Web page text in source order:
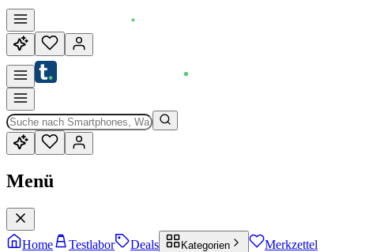
Menü
Home Testlabor Deals Kategorien Merkzettel